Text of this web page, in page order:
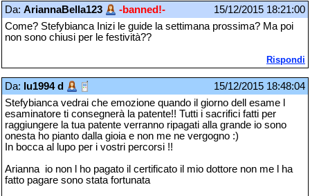
Da: AriannaBella123 -banned!-
15/12/2015 18:21:00
Come? Stefybianca Inizi le guide la settimana prossima? Ma poi
non sono chiusi per le festività??
Rispondi
Da: lu1994 d
15/12/2015 18:48:04
Stefybianca vedrai che emozione quando il giorno dell esame l
esaminatore ti consegnerà la patente!! Tutti i sacrifici fatti per
raggiungere la tua patente verranno ripagati alla grande io sono
onesta ho pianto dalla gioia e non me ne vergogno :)
In bocca al lupo per i vostri percorsi !!
Arianna io non l ho pagato il certificato il mio dottore non me l ha
fatto pagare sono stata fortunata